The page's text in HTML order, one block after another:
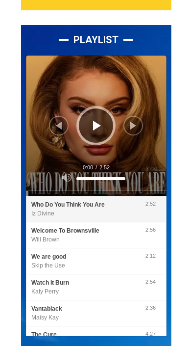
PLAYLIST
Lecteur
Utilisez
les
flèches
haut/bas
augmenter
le
volume.
0:00 / 2:52
Who Do You Think You Are
Iz Divine
2:52
Welcome To Brownsville
Will Brown
2:56
We are good
Skip the Use
2:12
Watch It Burn
Katy Perry
2:54
Vantablack
Maisy Kay
2:36
The Cure
4:27